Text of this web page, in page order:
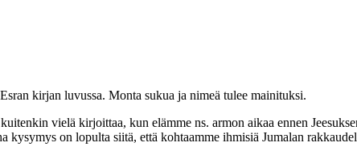
kirjan luvussa. Monta sukua ja nimeä tulee mainituksi.
vielä kirjoittaa, kun elämme ns. armon aikaa ennen
on lopulta siitä, että kohtaamme ihmisiä Jumalan